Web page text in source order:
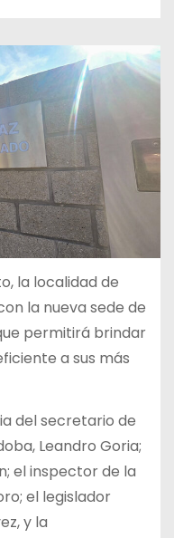
la localidad de
la nueva sede de
permitirá brindar
a sus más
del secretario de
Leandro Goria;
el inspector de la
el legislador
y la